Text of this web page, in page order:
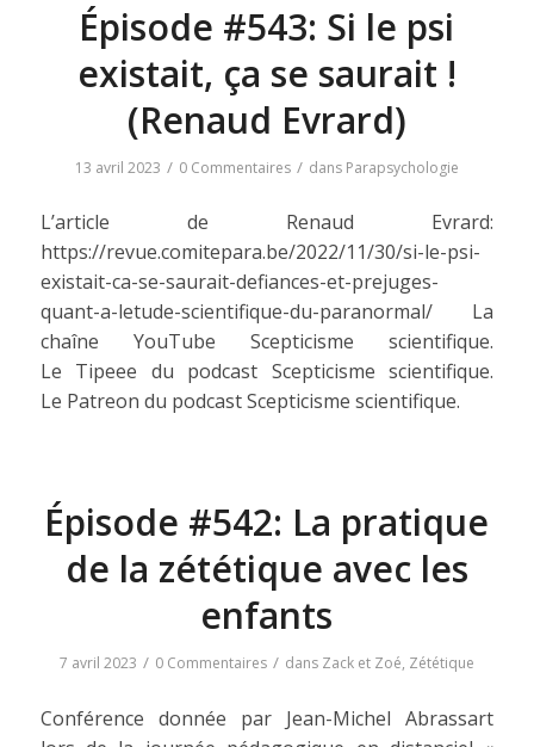
Épisode #543: Si le psi
existait, ça se saurait !
(Renaud Evrard)
13 avril 2023 / 0 Commentaires / dans Parapsychologie
L’article de Renaud Evrard:
https://revue.comitepara.be/2022/11/30/si-le-psi-
existait-ca-se-saurait-defiances-et-prejuges-
quant-a-letude-scientifique-du-paranormal/ La
chaîne YouTube Scepticisme scientifique.
Le Tipeee du podcast Scepticisme scientifique.
Le Patreon du podcast Scepticisme scientifique.
Épisode #542: La pratique
de la zététique avec les
enfants
7 avril 2023 / 0 Commentaires / dans Zack et Zoé, Zététique
Conférence donnée par Jean-Michel Abrassart